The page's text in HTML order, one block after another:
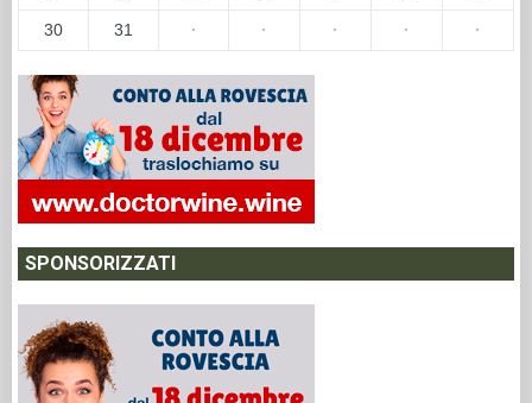
30 31 · · · · ·
SPONSORIZZATI